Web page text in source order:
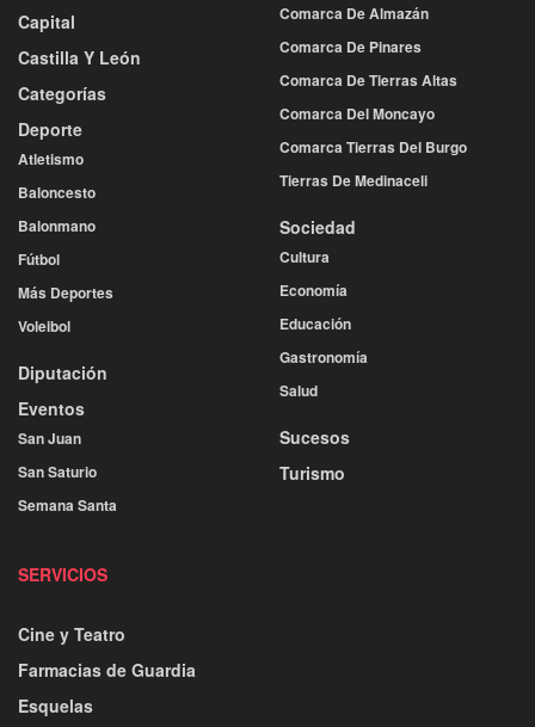
Capital
Castilla Y León
Categorías
Deporte
Atletismo
Baloncesto
Balonmano
Fútbol
Más Deportes
Voleibol
Diputación
Eventos
San Juan
San Saturio
Semana Santa
Comarca De Almazán
Comarca De Pinares
Comarca De Tierras Altas
Comarca Del Moncayo
Comarca Tierras Del Burgo
Tierras De Medinaceli
Sociedad
Cultura
Economía
Educación
Gastronomía
Salud
Sucesos
Turismo
SERVICIOS
Cine y Teatro
Farmacias de Guardia
Esquelas